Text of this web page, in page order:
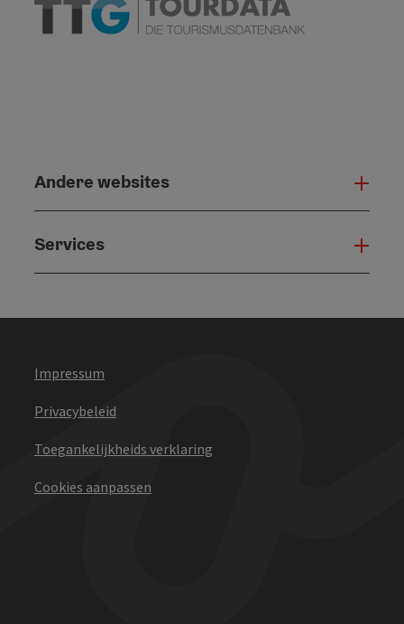
Andere websites
Services
Impressum
Privacybeleid
Toegankelijkheids verklaring
Cookies aanpassen